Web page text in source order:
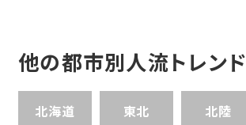
他の都市別人流トレンド
北海道 東北 北陸